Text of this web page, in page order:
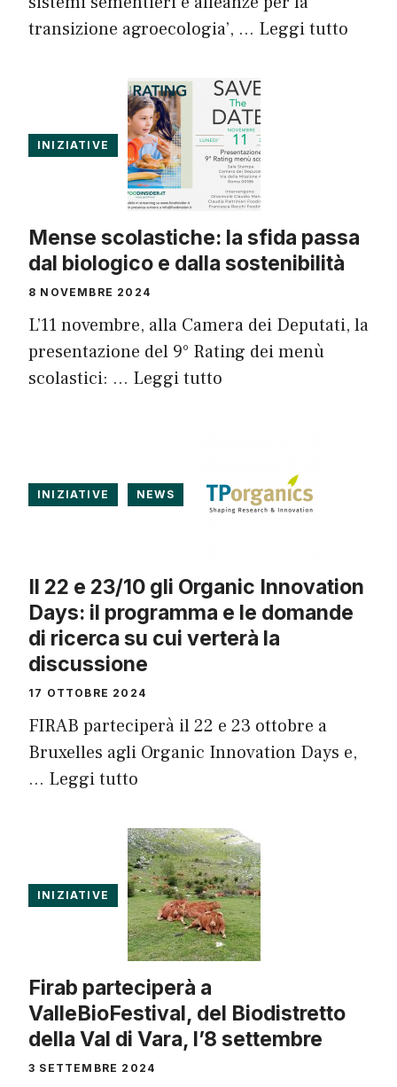
transizione agroecologia’, … Leggi tutto
INIZIATIVE
Mense scolastiche: la sfida passa
dal biologico e dalla sostenibilità
8 NOVEMBRE 2024
L’11 novembre, alla Camera dei Deputati, la
presentazione del 9° Rating dei menù
scolastici: … Leggi tutto
INIZIATIVE NEWS
Il 22 e 23/10 gli Organic Innovation
Days: il programma e le domande
di ricerca su cui verterà la
discussione
17 OTTOBRE 2024
FIRAB parteciperà il 22 e 23 ottobre a
Bruxelles agli Organic Innovation Days e,
… Leggi tutto
INIZIATIVE
Firab parteciperà a
ValleBioFestival, del Biodistretto
della Val di Vara, l’8 settembre
3 SETTEMBRE 2024